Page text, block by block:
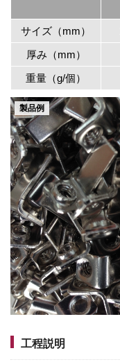
サイズ（mm）
厚み（mm）
重量（g/個）
製品例
工程説明